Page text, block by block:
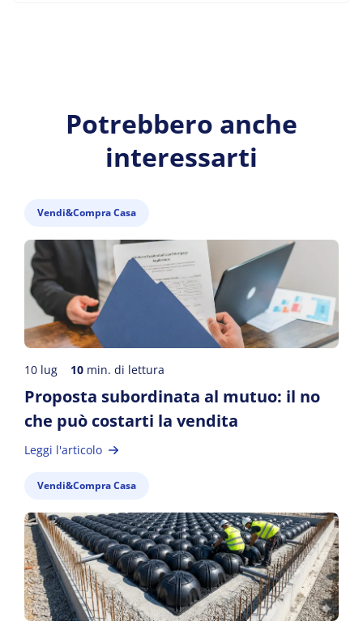
Potrebbero anche
interessarti
Vendi&Compra Casa
10 lug 10 min. di lettura
Proposta subordinata al mutuo: il no
che può costarti la vendita
Leggi l'articolo
Vendi&Compra Casa